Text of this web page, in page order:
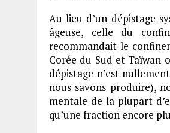
Au lieu d’un dépistage
âgeuse, celle du
recommandait le
Corée du Sud et Taïwan
dépistage n’est
nous savons produire),
mentale de la plupart
qu’une fraction encore